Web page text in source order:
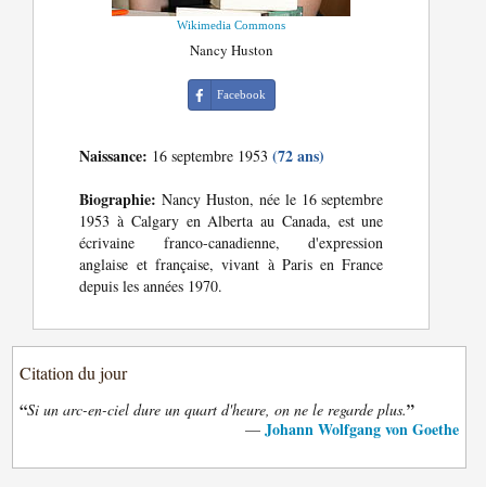
Wikimedia Commons
Nancy Huston
Facebook
Naissance: 16 septembre 1953(72 ans)
Biographie: Nancy Huston, née le 16 septembre
1953 à Calgary en Alberta au Canada, est une
écrivaine franco-canadienne, d'expression
anglaise et française, vivant à Paris en France
depuis les années 1970.
Citation du jour
“Si un arc-en-ciel dure un quart d'heure, on ne le regarde plus.”
— Johann Wolfgang von Goethe